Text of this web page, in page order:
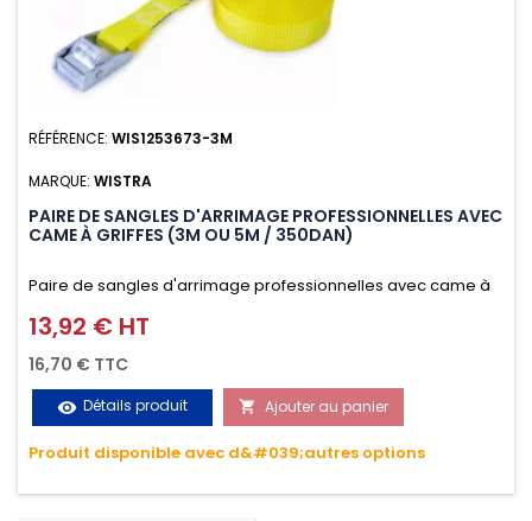
RÉFÉRENCE: WIS1253673-3M
MARQUE: WISTRA
PAIRE DE SANGLES D'ARRIMAGE PROFESSIONNELLES AVEC
CAME À GRIFFES (3M OU 5M / 350DAN)
Paire de sangles d'arrimage professionnelles avec came à
griffes (3M ou 5M / 350daN), simple et rapide d'utilisation.
Permet d'arrimer et de sécuriser vos chargements pendant
le transport. Matière polyester très résistante aux UV et aux
variations de températures, n'absorbe pas l'eau.
Prix
13,92 € HT
16,70 € TTC
visibility Détails produit  Ajouter au panier
Produit disponible avec d&#039;autres options